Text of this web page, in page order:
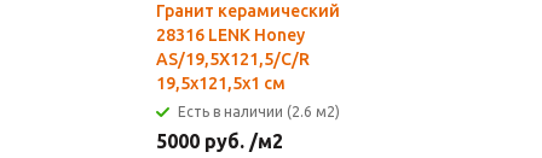
Гранит керамический
28316 LENK Honey
AS/19,5X121,5/C/R
19,5x121,5x1 см
Есть в наличии (2.6 м2)
5000 руб. /м2